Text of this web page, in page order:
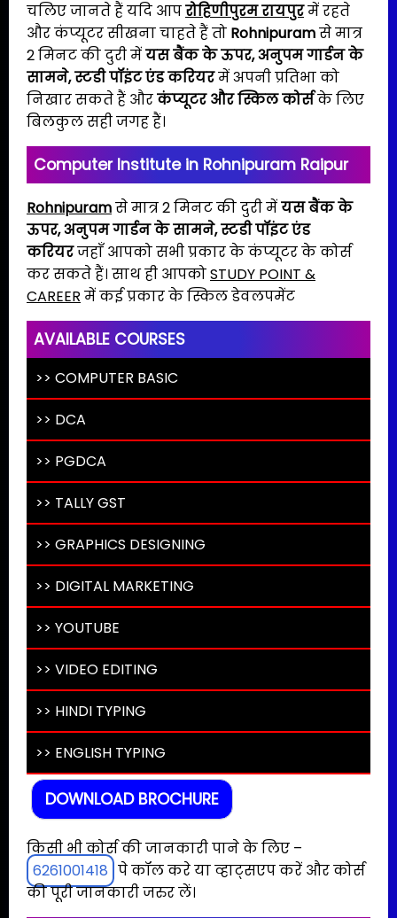
चलिए जानते हैं यदि आपरोहिणीपुरम रायपुरमें रहते
और कंप्यूटर सीखना चाहते हैं तो Rohnipuramसे मात्र
2 मिनट की दुरी मेंयस बैंक के ऊपर, अनुपम गार्डन के
सामने,स्टडी पॉइंट एंड करियरमें अपनी प्रतिभा को
निखार सकते हैं औरकंप्यूटर और स्किल कोर्सके लिए
बिलकुल सही जगह हैं।
Computer Institute in Rohnipuram Raipur
Rohnipuramसे मात्र 2 मिनट की दुरी मेंयस बैंक के
ऊपर, अनुपम गार्डन के सामने,स्टडी पॉइंट एंड
करियरजहाँ आपको सभी प्रकार के कंप्यूटर के कोर्स
कर सकते हैं। साथ ही आपकोSTUDY POINT &
CAREER में कई प्रकार के स्किल डेवलपमेंट
AVAILABLE COURSES
>> COMPUTER BASIC
>> DCA
>> PGDCA
>> TALLY GST
>> GRAPHICS DESIGNING
>> DIGITAL MARKETING
>> YOUTUBE
>> VIDEO EDITING
>> HINDI TYPING
>> ENGLISH TYPING
DOWNLOAD BROCHURE
किसी भी कोर्स की जानकारी पाने के लिए –
6261001418 पे कॉल करे या व्हाट्सएप करें और कोर्स
की पूरी जानकारी जरुर लें।